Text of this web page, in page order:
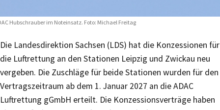
Hubschrauber im Noteinsatz. Foto: Michael Freitag
Die Landesdirektion Sachsen (LDS) hat die Konzessionen für
die Luftrettung an den Stationen Leipzig und Zwickau neu
vergeben. Die Zuschläge für beide Stationen wurden für den
Vertragszeitraum ab dem 1. Januar 2027 an die ADAC
Luftrettung gGmbH erteilt. Die Konzessionsverträge haben